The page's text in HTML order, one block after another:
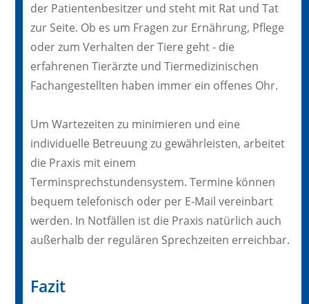
der Patientenbesitzer und steht mit Rat und Tat
zur Seite. Ob es um Fragen zur Ernährung, Pflege
oder zum Verhalten der Tiere geht - die
erfahrenen Tierärzte und Tiermedizinischen
Fachangestellten haben immer ein offenes Ohr.
Um Wartezeiten zu minimieren und eine
individuelle Betreuung zu gewährleisten, arbeitet
die Praxis mit einem
Terminsprechstundensystem. Termine können
bequem telefonisch oder per E-Mail vereinbart
werden. In Notfällen ist die Praxis natürlich auch
außerhalb der regulären Sprechzeiten erreichbar.
Fazit